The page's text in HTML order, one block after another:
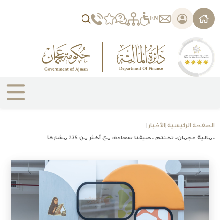
ملاحظة:
هذا
الموقع
يتضمن
الوصول.
EN
الصفحة الرئيسية |الأخبار |
«مالية عجمان» تختتم «صيفنا سعادة» مع أكثر من 235 مشاركاً